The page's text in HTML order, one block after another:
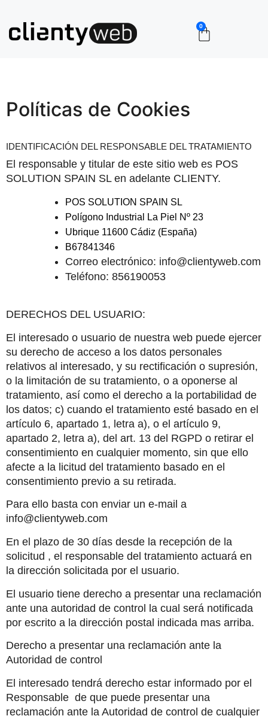
0
Políticas de Cookies
IDENTIFICACIÓN DEL RESPONSABLE DEL TRATAMIENTO
El responsable y titular de este sitio web es POS
SOLUTION SPAIN SL en adelante CLIENTY.
POS SOLUTION SPAIN SL
Polígono Industrial La Piel Nº 23
Ubrique 11600 Cádiz (España)
B67841346
Correo electrónico: info@clientyweb.com
Teléfono: 856190053
DERECHOS DEL USUARIO:
El interesado o usuario de nuestra web puede ejercer
su derecho de acceso a los datos personales
relativos al interesado, y su rectificación o supresión,
o la limitación de su tratamiento, o a oponerse al
tratamiento, así como el derecho a la portabilidad de
los datos; c) cuando el tratamiento esté basado en el
artículo 6, apartado 1, letra a), o el artículo 9,
apartado 2, letra a), del art. 13 del RGPD o retirar el
consentimiento en cualquier momento, sin que ello
afecte a la licitud del tratamiento basado en el
consentimiento previo a su retirada.
Para ello basta con enviar un e-mail a
info@clientyweb.com
En el plazo de 30 días desde la recepción de la
solicitud , el responsable del tratamiento actuará en
la dirección solicitada por el usuario.
El usuario tiene derecho a presentar una reclamación
ante una autoridad de control la cual será notificada
por escrito a la dirección postal indicada mas arriba.
Derecho a presentar una reclamación ante la
Autoridad de control
El interesado tendrá derecho estar informado por el
Responsable  de que puede presentar una
reclamación ante la Autoridad de control de cualquier